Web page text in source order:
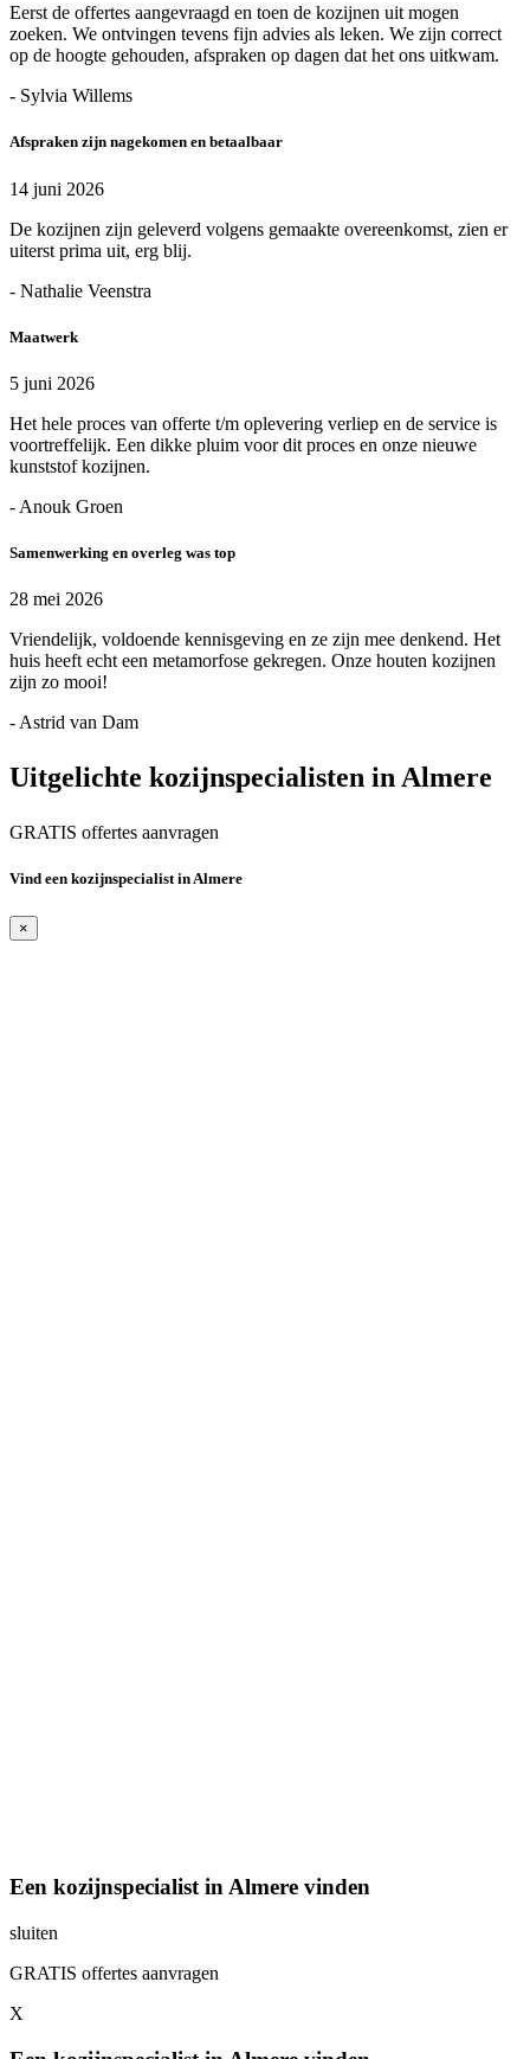
Eerst de offertes aangevraagd en toen de kozijnen uit mogen
zoeken. We ontvingen tevens fijn advies als leken. We zijn correct
op de hoogte gehouden, afspraken op dagen dat het ons uitkwam.
- Sylvia Willems
Afspraken zijn nagekomen en betaalbaar
14 juni 2026
De kozijnen zijn geleverd volgens gemaakte overeenkomst, zien er
uiterst prima uit, erg blij.
- Nathalie Veenstra
Maatwerk
5 juni 2026
Het hele proces van offerte t/m oplevering verliep en de service is
voortreffelijk. Een dikke pluim voor dit proces en onze nieuwe
kunststof kozijnen.
- Anouk Groen
Samenwerking en overleg was top
28 mei 2026
Vriendelijk, voldoende kennisgeving en ze zijn mee denkend. Het
huis heeft echt een metamorfose gekregen. Onze houten kozijnen
zijn zo mooi!
- Astrid van Dam
Uitgelichte kozijnspecialisten in Almere
GRATIS offertes aanvragen
Vind een kozijnspecialist in Almere
×
Een kozijnspecialist in Almere vinden
sluiten
GRATIS offertes aanvragen
X